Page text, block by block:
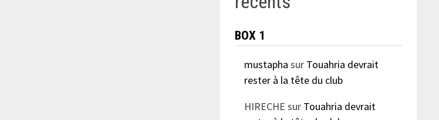
BOX 1
mustapha sur Touahria devrait
rester à la tête du club
HIRECHE sur Touahria devrait